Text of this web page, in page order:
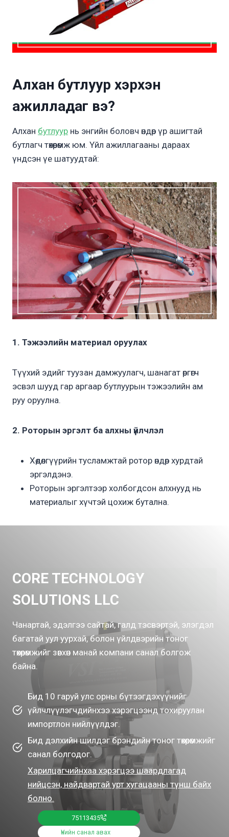
Алхан бутлуур хэрхэн
ажилладаг вэ?
Алхан бутлуур нь энгийн боловч өндөр үр ашигтай
бутлагч төхөөрөмж юм. Үйл ажиллагааны дараах
үндсэн үе шатуудтай:
1. Тэжээлийн материал оруулах
Түүхий эдийг туузан дамжуулагч, шанагат өргөгч
эсвэл шууд гар аргаар бутлуурын тэжээлийн ам
руу оруулна.
2. Роторын эргэлт ба алхны үйлчлэл
Хөдөлгүүрийн тусламжтай ротор өндөр хурдтай
эргэлдэнэ.
Роторын эргэлтээр холбогдсон алхнууд нь
материалыг хүчтэй цохиж бутална.
CORE TECHNOLOGY
SOLUTIONS LLC
Чанартай, эдэлгээ сайтай, галд тэсвэртэй, элэгдэл
багатай уул уурхай, болон үйлдвэрийн тоног
төхөөрөмжийг зөвхөн манай компани санал болгож
байна.
Бид 10 гаруй улс орны бүтээгдэхүүнийг
үйлчлүүлэгчдийнхээ хэрэгцээнд тохируулан
импортлон нийлүүлдэг.
Бид дэлхийн шилдэг брэндийн тоног төхөөрөмжийг
санал болгодог.
Харилцагчийнхаа хэрэгцээ шаардлагад
нийцсэн, найдвартай урт хугацааны түнш байх
болно.
75113435
Үнийн санал авах